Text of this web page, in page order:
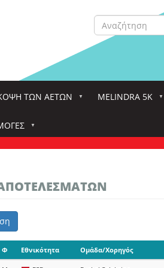
Search
Αναζήτηση
ΤΩΝ ΑΕΤΏΝ MELINDRA 5K
ΑΠΟΤΕΛΕΣΜΑΤΩΝ
Φ Εθνικότητα Ομάδα/Χορηγός